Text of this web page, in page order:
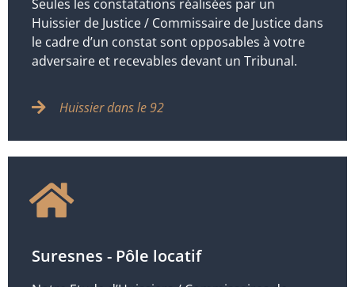
Seules les constatations réalisées par un
Huissier de Justice / Commissaire de Justice dans
le cadre d’un constat sont opposables à votre
adversaire et recevables devant un Tribunal.
Huissier dans le 92
Suresnes - Pôle locatif